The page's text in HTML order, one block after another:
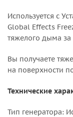
Используется с
Global Effects
тяжелого дыма
Вы получаете
на поверхности
Технические
Тип генератора: